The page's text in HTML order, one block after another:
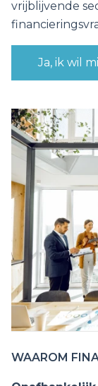
vrijblijvende
Ja, ik wil
WAAROM